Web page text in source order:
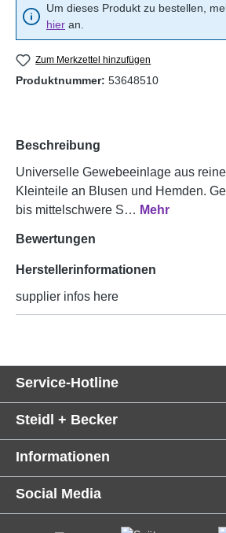
Um dieses Produkt zu bestellen,
hier an.
Zum Merkzettel hinzufügen
Produktnummer: 53648510
Beschreibung
Universelle Gewebeeinlage aus
Kleinteile an Blusen und Hemden.
bis mittelschwere S… Mehr
Bewertungen
Herstellerinformationen
supplier infos here
Service-Hotline
Steidl + Becker
Informationen
Social Media